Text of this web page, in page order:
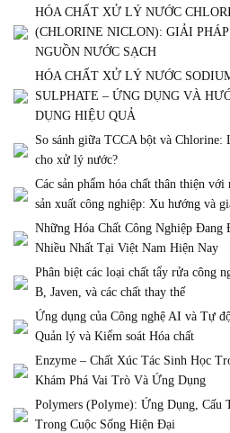
HÓA CHẤT XỬ LÝ NƯỚC
(CHLORINE NICLON): GIẢI
NGUỒN NƯỚC SẠCH
HÓA CHẤT XỬ LÝ NƯỚC
SULPHATE – ỨNG DỤNG VÀ
DỤNG HIỆU QUẢ
So sánh giữa TCCA bột và Chlorine:
cho xử lý nước?
Các sản phẩm hóa chất thân thiện
sản xuất công nghiệp: Xu hướng và
Những Hóa Chất Công Nghiệp Đang
Nhiều Nhất Tại Việt Nam Hiện Nay
Phân biệt các loại chất tẩy rửa công
B, Javen, và các chất thay thế
Ứng dụng của Công nghệ AI và Tự
Quản lý và Kiểm soát Hóa chất
Enzyme – Chất Xúc Tác Sinh Học
Khám Phá Vai Trò Và Ứng Dụng
Polymers (Polyme): Ứng Dụng, Cấu
Trong Cuộc Sống Hiện Đại